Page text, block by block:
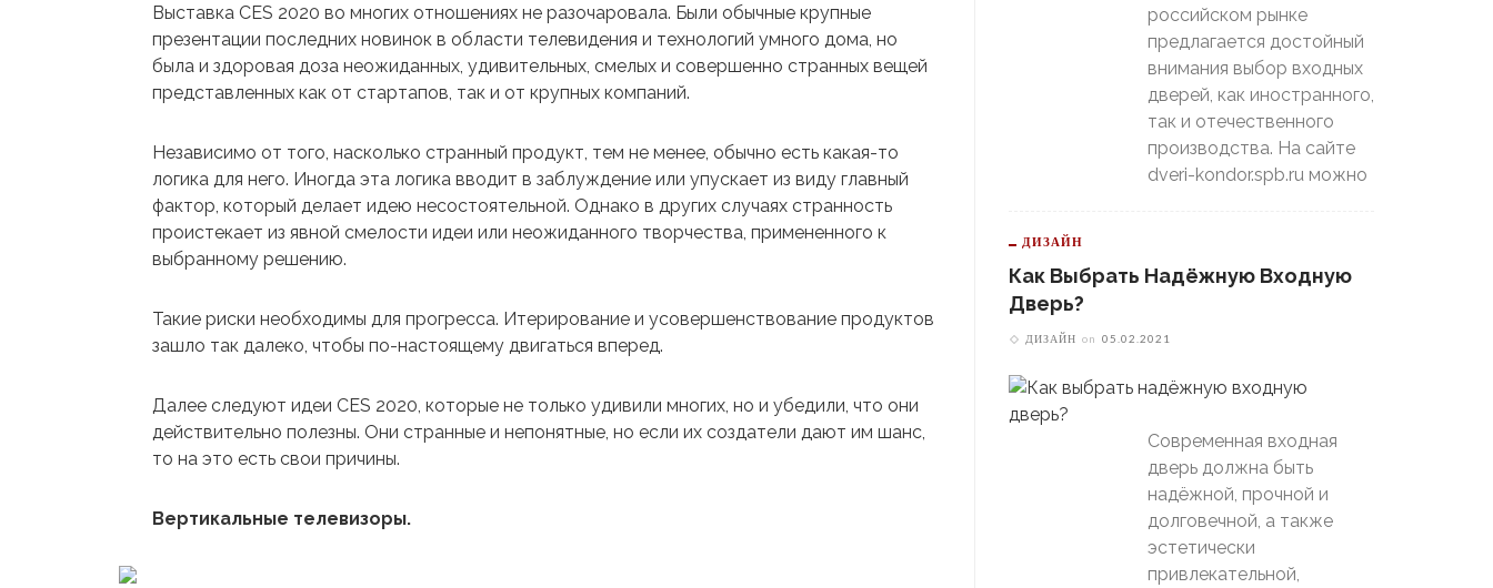
Выставка CES 2020 во многих отношениях не разочаровала. Были обычные крупные
презентации последних новинок в области телевидения и технологий умного дома, но
была и здоровая доза неожиданных, удивительных, смелых и совершенно странных вещей
представленных как от стартапов, так и от крупных компаний.
Независимо от того, насколько странный продукт, тем не менее, обычно есть какая-то
логика для него. Иногда эта логика вводит в заблуждение или упускает из виду главный
фактор, который делает идею несостоятельной. Однако в других случаях странность
проистекает из явной смелости идеи или неожиданного творчества, примененного к
выбранному решению.
Такие риски необходимы для прогресса. Итерирование и усовершенствование продуктов
зашло так далеко, чтобы по-настоящему двигаться вперед.
Далее следуют идеи CES 2020, которые не только удивили многих, но и убедили, что они
действительно полезны. Они странные и непонятные, но если их создатели дают им шанс,
то на это есть свои причины.
Вертикальные телевизоры.
российском рынке
предлагается достойный
внимания выбор входных
дверей, как иностранного,
так и отечественного
производства. На сайте
dveri-kondor.spb.ru можно
ДИЗАЙН
Как Выбрать Надёжную Входную
Дверь?
ДИЗАЙН on 05.02.2021
Современная входная
дверь должна быть
надёжной, прочной и
долговечной, а также
эстетически
привлекательной,